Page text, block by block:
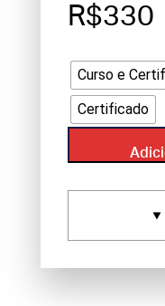
R$330
Curso e
Certificado